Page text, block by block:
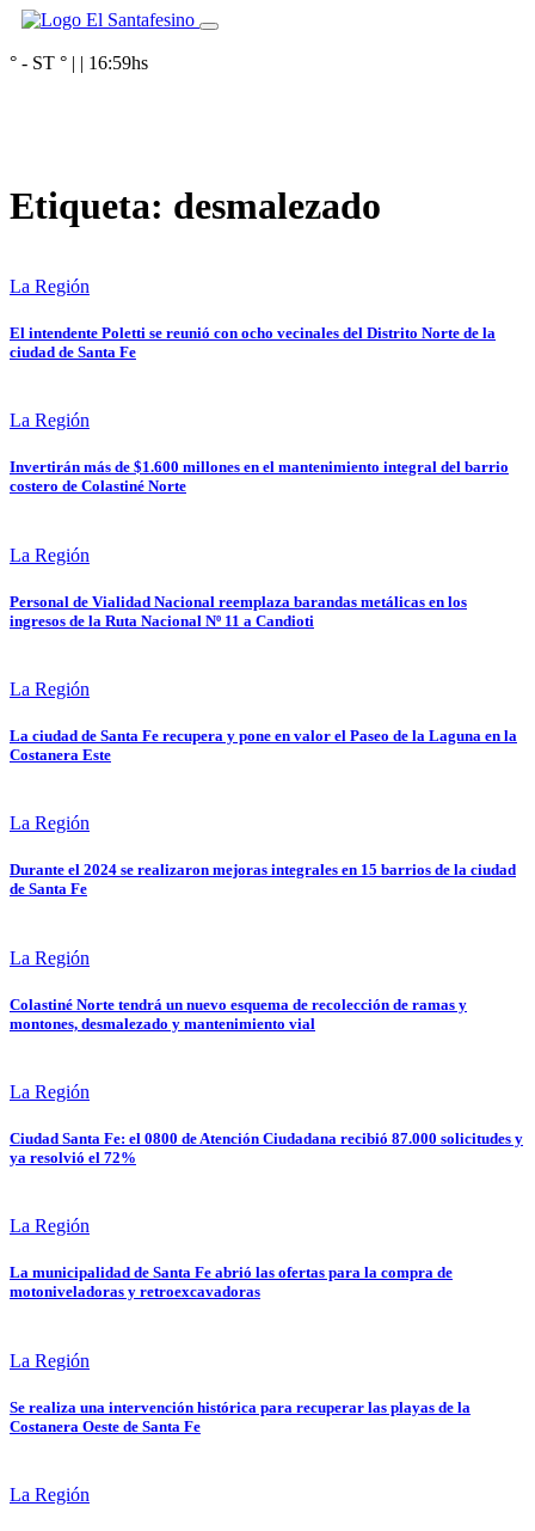
° - ST ° | | 16:59hs
Etiqueta: desmalezado
La Región
El intendente Poletti se reunió con ocho vecinales del Distrito Norte de la
ciudad de Santa Fe
La Región
Invertirán más de $1.600 millones en el mantenimiento integral del barrio
costero de Colastiné Norte
La Región
Personal de Vialidad Nacional reemplaza barandas metálicas en los
ingresos de la Ruta Nacional Nº 11 a Candioti
La Región
La ciudad de Santa Fe recupera y pone en valor el Paseo de la Laguna en la
Costanera Este
La Región
Durante el 2024 se realizaron mejoras integrales en 15 barrios de la ciudad
de Santa Fe
La Región
Colastiné Norte tendrá un nuevo esquema de recolección de ramas y
montones, desmalezado y mantenimiento vial
La Región
Ciudad Santa Fe: el 0800 de Atención Ciudadana recibió 87.000 solicitudes y
ya resolvió el 72%
La Región
La municipalidad de Santa Fe abrió las ofertas para la compra de
motoniveladoras y retroexcavadoras
La Región
Se realiza una intervención histórica para recuperar las playas de la
Costanera Oeste de Santa Fe
La Región